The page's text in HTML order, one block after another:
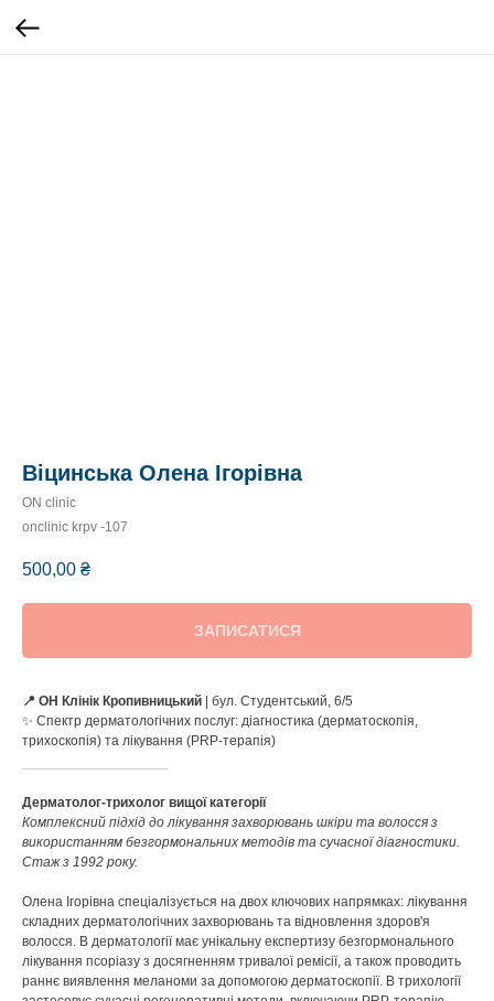
Віцинська Олена Ігорівна
ON clinic
onclinic krpv -107
500,00 ₴
ЗАПИСАТИСЯ
📍 ОН Клінік Кропивницький
| бул. Студентський, 6/5
✨ Спектр дерматологічних послуг: діагностика (дерматоскопія,
трихоскопія) та лікування (PRP-терапія)
Дерматолог-трихолог вищої категорії
Комплексний підхід до лікування захворювань шкіри та волосся з
використанням безгормональних методів та сучасної діагностики.
Стаж з 1992 року.
Олена Ігорівна спеціалізується на двох ключових напрямках: лікування
складних дерматологічних захворювань та відновлення здоров'я
волосся. В дерматології має унікальну експертизу безгормонального
лікування псоріазу з досягненням тривалої ремісії, а також проводить
раннє виявлення меланоми за допомогою дерматоскопії. В трихології